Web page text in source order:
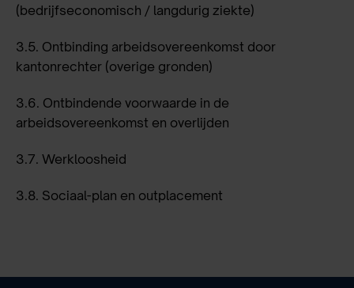
(bedrijfseconomisch / langdurig ziekte)
3.5. Ontbinding arbeidsovereenkomst door
kantonrechter (overige gronden)
3.6. Ontbindende voorwaarde in de
arbeidsovereenkomst en overlijden
3.7. Werkloosheid
3.8. Sociaal-plan en outplacement